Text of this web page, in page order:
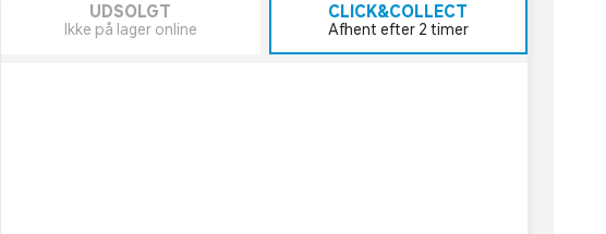
UDSOLGT
Ikke på lager online
CLICK&COLLECT
Afhent efter 2 timer